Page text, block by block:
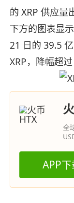
的 XRP 供应量
下方的图表显
21 日的 39.5
XRP，降幅超过
全
APP